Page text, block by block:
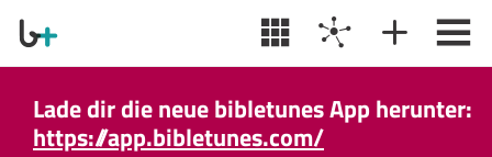
Lade dir die neue bibletunes App herunter:
https://app.bibletunes.com/